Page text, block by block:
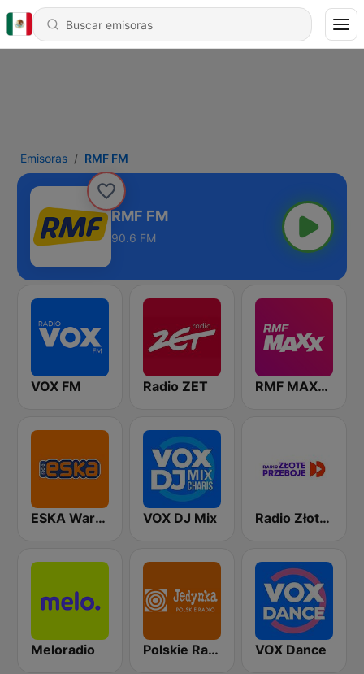
Emisoras RMF FM
RMF FM
90.6 FM
VOX FM Radio ZET RMF MAXXX
ESKA Warszawa VOX DJ Mix Radio Złote Przeboje
Meloradio Polskie Radio Program I (PR1) Jedynka VOX Dance